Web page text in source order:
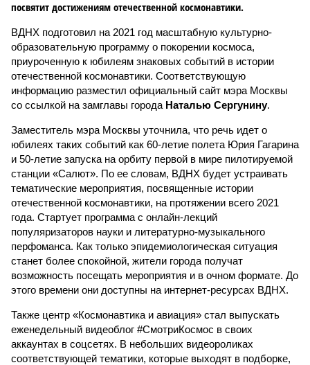
посвятит достижениям отечественной космонавтики.
ВДНХ подготовил на 2021 год масштабную культурно-
образовательную программу о покорении космоса,
приуроченную к юбилеям знаковых событий в истории
отечественной космонавтики. Соответствующую
информацию разместил официальный сайт мэра Москвы
со ссылкой на замглавы города Наталью Сергунину.
Заместитель мэра Москвы уточнила, что речь идет о
юбилеях таких событий как 60-летие полета Юрия Гагарина
и 50-летие запуска на орбиту первой в мире пилотируемой
станции «Салют». По ее словам, ВДНХ будет устраивать
тематические мероприятия, посвященные истории
отечественной космонавтики, на протяжении всего 2021
года. Стартует программа с онлайн-лекций
популяризаторов науки и литературно-музыкального
перфоманса. Как только эпидемиологическая ситуация
станет более спокойной, жители города получат
возможность посещать мероприятия и в очном формате. До
этого времени они доступны на интернет-ресурсах ВДНХ.
Также центр «Космонавтика и авиация» стал выпускать
еженедельный видеоблог #СмотриКосмос в своих
аккаунтах в соцсетях. В небольших видеороликах
соответствующей тематики, которые выходят в подборке,